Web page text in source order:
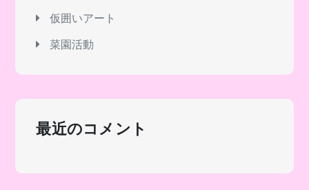
仮囲いアート
菜園活動
最近のコメント